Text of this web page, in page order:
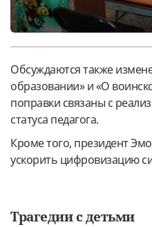
Обсуждаются также
образовании» и «О
поправки связаны с
статуса педагога.
Кроме того, президент
ускорить цифровизацию
Трагедии с детьми